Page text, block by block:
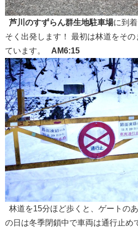
芦川のすずらん群生地駐車場に到
そく出発します！ 最初は林道をそ
ています。 AM6:15
林道を15分ほど歩くと、ゲートの
の日は冬季閉鎖中で車両は通行止め